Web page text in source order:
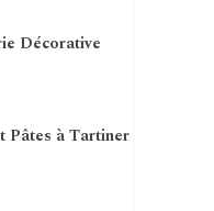
Décorative
Pâtes à Tartiner